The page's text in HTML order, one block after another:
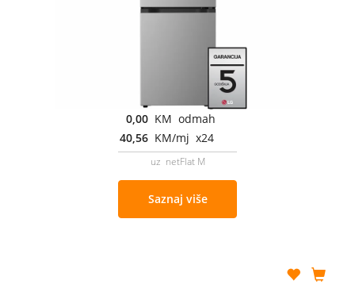
0,00 KM odmah
40,56 KM/mj x24
uz netFlat M
Saznaj više